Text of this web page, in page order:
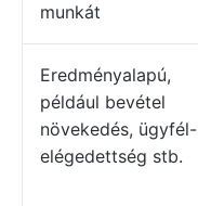
munkát
Eredményalapú,
például bevétel
növekedés, ügyfél-
elégedettség stb.